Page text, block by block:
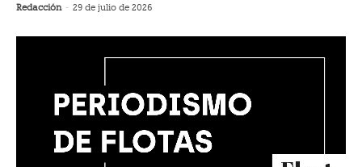
Redacción - 29 de julio de 2026